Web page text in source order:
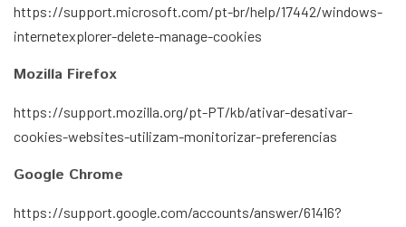
https://support.microsoft.com/pt-br/help/17442/windows-
internetexplorer-delete-manage-cookies
Mozilla Firefox
https://support.mozilla.org/pt-PT/kb/ativar-desativar-
cookies-websites-utilizam-monitorizar-preferencias
Google Chrome
https://support.google.com/accounts/answer/61416?